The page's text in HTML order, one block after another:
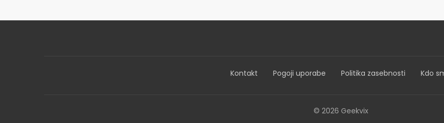
Kontakt Pogoji uporabe Politika zasebnosti Kdo
© 2026 Geekvix